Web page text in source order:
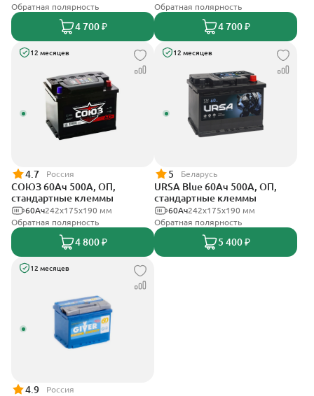
Обратная полярность
4 700 ₽
Обратная полярность
4 700 ₽
12 месяцев
4.7 Россия
СОЮЗ 60Ач 500А, ОП,
стандартные клеммы
242x175x190 мм
60Ач
Обратная полярность
4 800 ₽
12 месяцев
5 Беларусь
URSA Blue 60Ач 500А, ОП,
стандартные клеммы
242х175х190 мм
60Ач
Обратная полярность
5 400 ₽
12 месяцев
4.9 Россия